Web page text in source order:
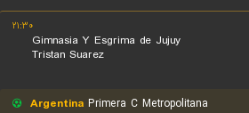
۲۱:۳۰
Gimnasia Y Esgrima de Jujuy
Tristan Suarez
Argentina Primera C Metropolitana